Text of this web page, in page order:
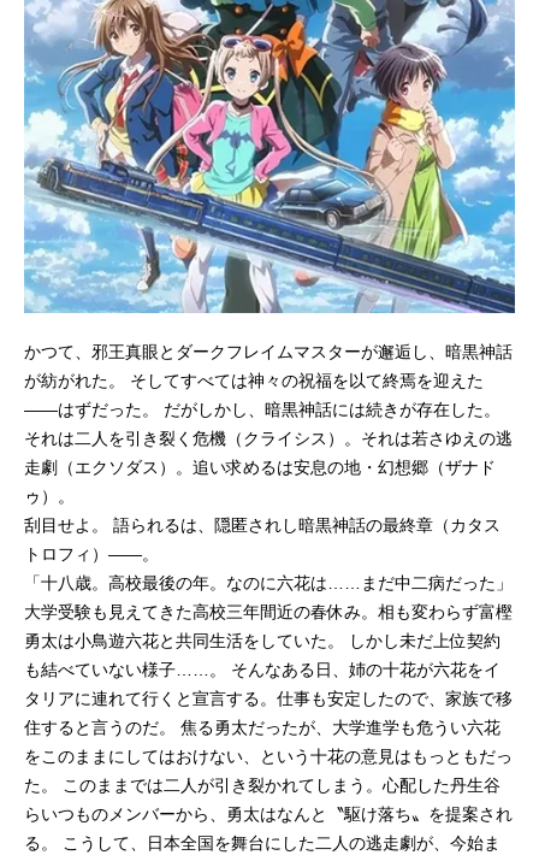
かつて、邪王真眼とダークフレイムマスターが邂逅し、暗黒神話
が紡がれた。 そしてすべては神々の祝福を以て終焉を迎えた
――はずだった。 だがしかし、暗黒神話には続きが存在した。
それは二人を引き裂く危機（クライシス）。それは若さゆえの逃
走劇（エクソダス）。追い求めるは安息の地・幻想郷（ザナド
ゥ）。
刮目せよ。 語られるは、隠匿されし暗黒神話の最終章（カタス
トロフィ）――。
「十八歳。高校最後の年。なのに六花は……まだ中二病だった」
大学受験も見えてきた高校三年間近の春休み。相も変わらず富樫
勇太は小鳥遊六花と共同生活をしていた。 しかし未だ上位契約
も結べていない様子……。 そんなある日、姉の十花が六花をイ
タリアに連れて行くと宣言する。仕事も安定したので、家族で移
住すると言うのだ。 焦る勇太だったが、大学進学も危うい六花
をこのままにしてはおけない、という十花の意見はもっともだっ
た。 このままでは二人が引き裂かれてしまう。心配した丹生谷
らいつものメンバーから、勇太はなんと〝駆け落ち〟を提案され
る。 こうして、日本全国を舞台にした二人の逃走劇が、今始ま